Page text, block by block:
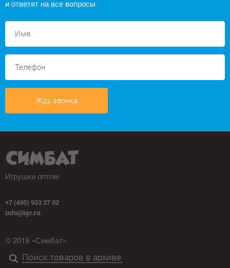
и ответят на все вопросы
Жду звонка
Игрушки оптом
+7 (495) 933 27 02
info@igr.ru
© 2018 «Симбат»